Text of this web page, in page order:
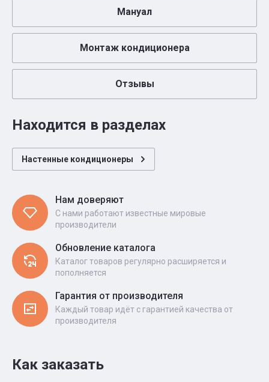
Мануал
Монтаж кондиционера
Отзывы
Находится в разделах
Настенные кондиционеры
Нам доверяют
С нами работают известные мировые
производители
Обновление каталога
Каталог товаров регулярно расширяется и
пополняется
Гарантия от производителя
Каждый товар идёт с гарантией качества от
производителя
Как заказать